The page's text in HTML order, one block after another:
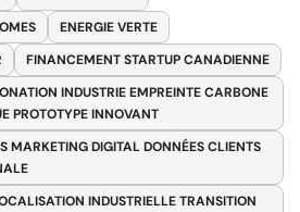
ENERGIE VERTE
FINANCEMENT STARTUP CANADIENNE
INDUSTRIE EMPREINTE CARBONE
PROTOTYPE INNOVANT
MARKETING DIGITAL DONNÉES CLIENTS
INDUSTRIELLE TRANSITION